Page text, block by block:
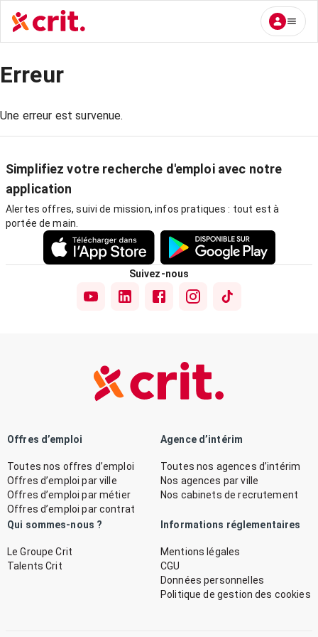
Erreur
Une erreur est survenue.
Simplifiez votre recherche d'emploi avec notre
application
Alertes offres, suivi de mission, infos pratiques : tout est à
portée de main.
Suivez-nous
Offres d’emploi
Toutes nos offres d’emploi
Offres d’emploi par ville
Offres d’emploi par métier
Offres d’emploi par contrat
Agence d’intérim
Toutes nos agences d’intérim
Nos agences par ville
Nos cabinets de recrutement
Qui sommes-nous ?
Le Groupe Crit
Talents Crit
Informations réglementaires
Mentions légales
CGU
Données personnelles
Politique de gestion des cookies